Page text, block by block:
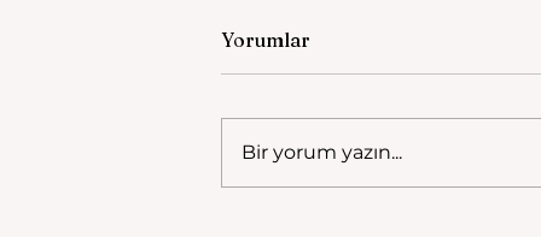
Yorumlar
Bir yorum yazın...